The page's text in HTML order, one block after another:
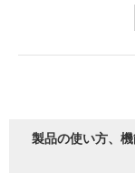
製品の使い方、